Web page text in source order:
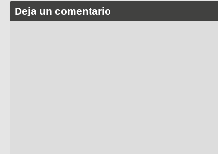
Deja un comentario